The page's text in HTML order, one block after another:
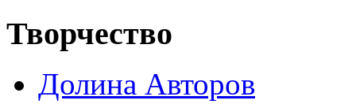
Творчество
Долина Авторов